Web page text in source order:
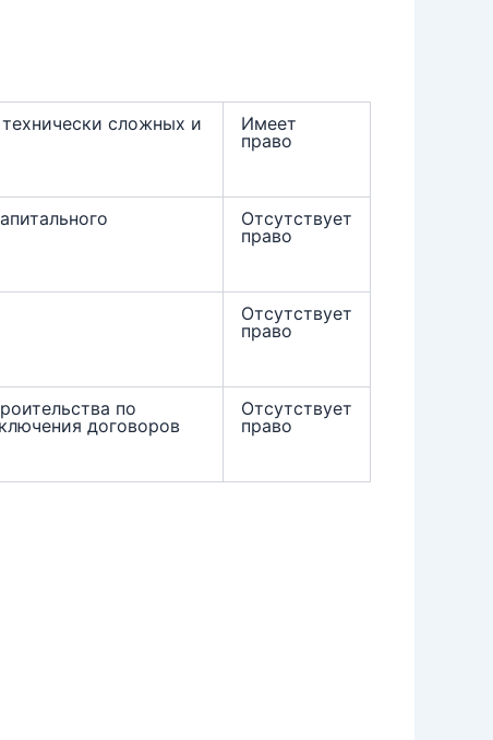
сложных и
Имеет
право
Отсутствует
право
Отсутствует
право
по
договоров
Отсутствует
право